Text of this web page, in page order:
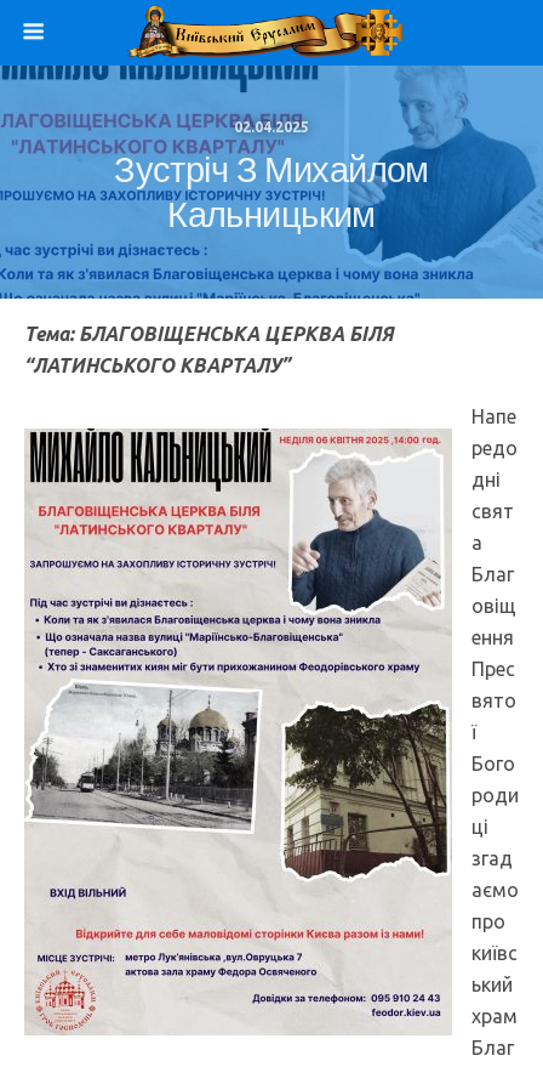
02.04.2025
Зустріч З Михайлом
Кальницьким
Тема: БЛАГОВІЩЕНСЬКА ЦЕРКВА БІЛЯ
“ЛАТИНСЬКОГО КВАРТАЛУ”
Напе
редо
дні
свят
а
Благ
овіщ
ення
Прес
вято
ї
Бого
роди
ці
згад
аємо
про
київс
ький
храм
Благ